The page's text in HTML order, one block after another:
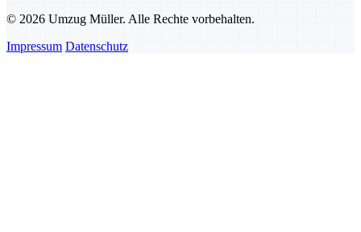
© 2026 Umzug Müller. Alle Rechte vorbehalten.
Impressum Datenschutz